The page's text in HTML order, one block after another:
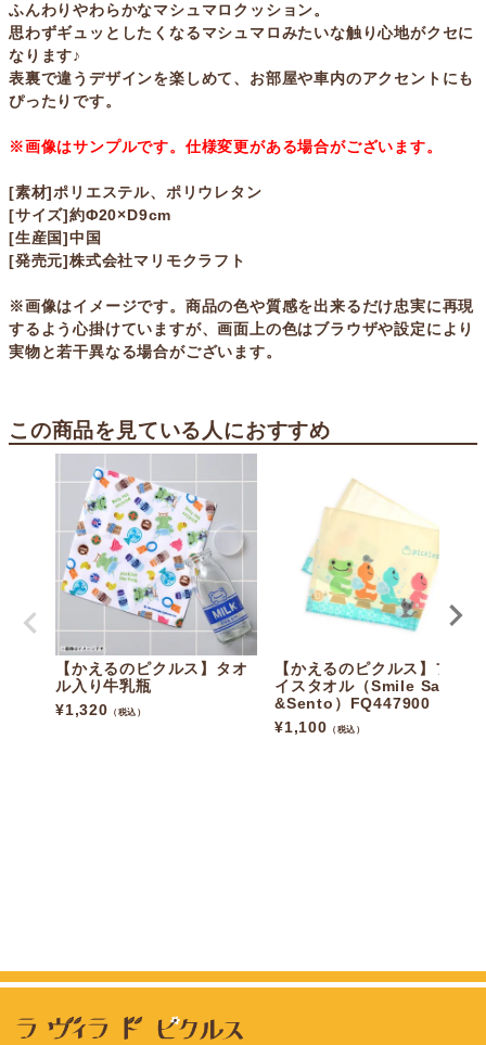
ふんわりやわらかなマシュマロクッション。
思わずギュッとしたくなるマシュマロみたいな触り心地がクセに
なります♪
表裏で違うデザインを楽しめて、お部屋や車内のアクセントにも
ぴったりです。
※画像はサンプルです。仕様変更がある場合がございます。
[素材]ポリエステル、ポリウレタン
[サイズ]約Φ20×D9cm
[生産国]中国
[発売元]株式会社マリモクラフト
※画像はイメージです。商品の色や質感を出来るだけ忠実に再現
するよう心掛けていますが、画面上の色はブラウザや設定により
実物と若干異なる場合がございます。
この商品を見ている人におすすめ
【かえるのピクルス】タオ
ル入り牛乳瓶
¥1,320 （税込）
【かえるのピクルス】フェ
イスタオル（Smile Sauna
&Sento）FQ447900
¥1,100 （税込）